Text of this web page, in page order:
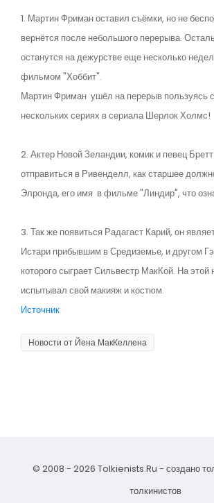
1. Мартин Фриман оставил съёмки, но не
вернётся после небольшого перерыва.
останутся на дежурстве еще ​​несколько
фильмом "Хоббит".
Мартин Фриман ушёл на перерыв пользуясь
нескольких сериях в сериала Шерлок Холмс!
2. Актер Новой Зеландии, комик и певец
отправиться в Ривенделл, как старшее
Элронда, его имя в фильме "Линдир", что
3. Так же появиться Радагаст Карий, он
Истари прибывшим в Средиземье, и другом
которого сыграет Сильвестр МакКой. На этой
испытывал свой макияж и костюм.
Источник
Новости от Йена МакКеллена
© 2008 - 2026 Tolkienists.Ru - создано
толкинистов